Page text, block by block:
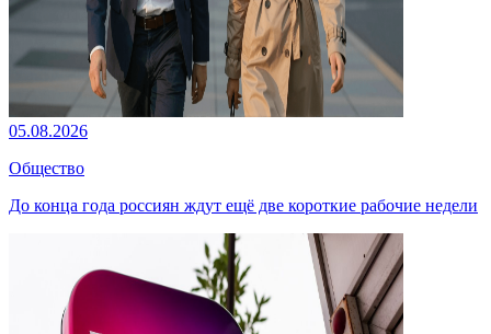
05.08.2026
Общество
До конца года россиян ждут ещё две короткие рабочие недели